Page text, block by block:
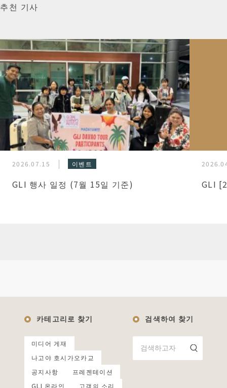
추천 기사
2026.07.15 이벤트
GLI 행사 일정 (7월 15일 기준) GLI
카테고리로 찾기
미디어 게재
나고야 호시가오카교
공지사항
프레젠테이션
GLI 온라인
고객의 소리
검색하여 찾기